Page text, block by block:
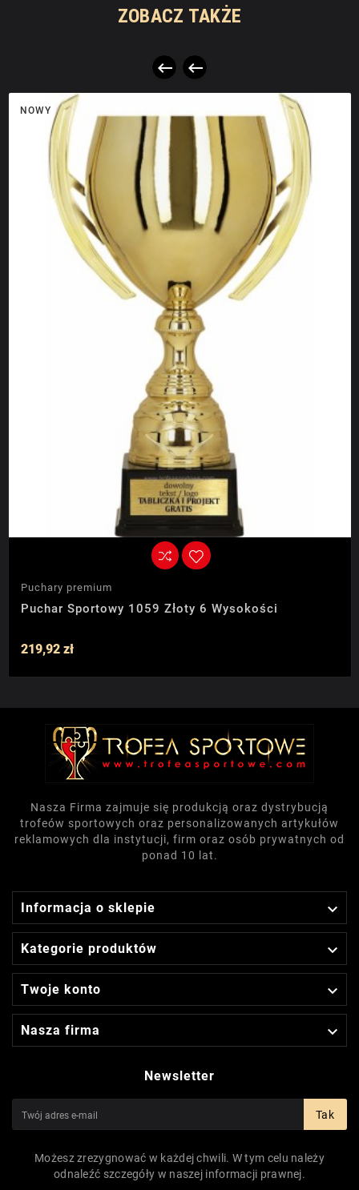
ZOBACZ TAKŻE
 
NOWY
Puchary premium
Puchar Sportowy 1059 Złoty 6 Wysokości
219,92 zł
Nasza Firma zajmuje się produkcją oraz dystrybucją
trofeów sportowych oraz personalizowanych artykułów
reklamowych dla instytucji, firm oraz osób prywatnych od
ponad 10 lat.
Informacja o sklepie 
Kategorie produktów 
Twoje konto 
Nasza firma 
Newsletter
Tak
Możesz zrezygnować w każdej chwili. W tym celu należy
odnaleźć szczegóły w naszej informacji prawnej.